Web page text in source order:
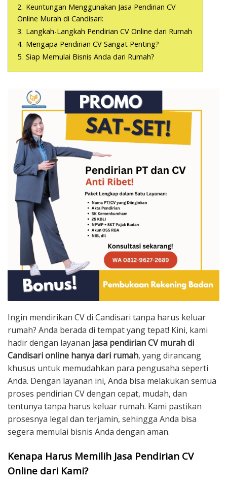
2. Keuntungan Menggunakan Jasa Pendirian CV
Online Murah di Candisari:
3. Langkah-Langkah Pendirian CV Online dari Rumah
4. Mengapa Pendirian CV Sangat Penting?
5. Siap Memulai Bisnis Anda dari Rumah?
Ingin mendirikan CV di Candisari tanpa harus keluar
rumah? Anda berada di tempat yang tepat! Kini, kami
hadir dengan layanan jasa pendirian CV murah di
Candisari online hanya dari rumah, yang dirancang
khusus untuk memudahkan para pengusaha seperti
Anda. Dengan layanan ini, Anda bisa melakukan semua
proses pendirian CV dengan cepat, mudah, dan
tentunya tanpa harus keluar rumah. Kami pastikan
prosesnya legal dan terjamin, sehingga Anda bisa
segera memulai bisnis Anda dengan aman.
Kenapa Harus Memilih Jasa Pendirian CV
Online dari Kami?